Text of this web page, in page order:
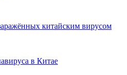
китайским вирусом
в Китае